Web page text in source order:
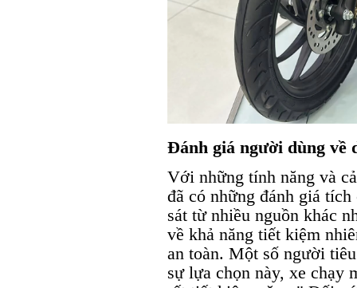
Đánh giá người dùng về
Với những tính năng và
đã có những đánh giá
sát từ nhiều nguồn khác
về khả năng tiết kiệm
an toàn. Một số người
sự lựa chọn này, xe chạy